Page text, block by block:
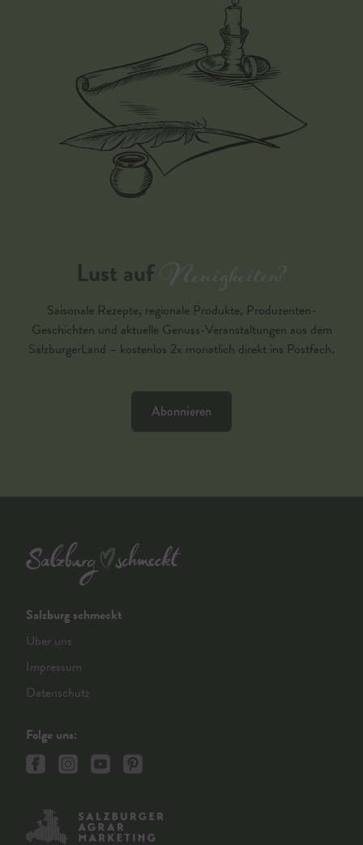
Lust aufNeuigkeiten?
Saisonale Rezepte, regionale Produkte, Produzenten-
Geschichten und aktuelle Genuss-Veranstaltungen aus dem
SalzburgerLand – kostenlos 2x monatlich direkt ins Postfach.
Abonnieren
Salzburg schmeckt
Über uns
Impressum
Datenschutz
Folge uns: